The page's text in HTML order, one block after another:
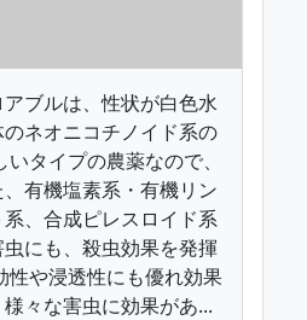
ブルは、性状が白色水
ネオニコチノイド系の
タイプの農薬なので、
有機塩素系・有機リン
、合成ピレスロイド系
にも、殺虫効果を発揮
性や浸透性にも優れ効果
々な害虫に効果があ...